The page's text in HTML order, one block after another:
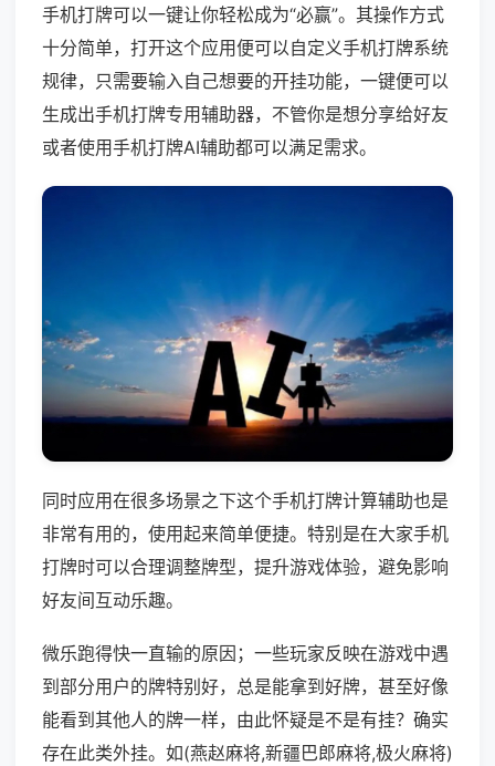
手机打牌可以一键让你轻松成为“必赢”。其操作方式
十分简单，打开这个应用便可以自定义手机打牌系统
规律，只需要输入自己想要的开挂功能，一键便可以
生成出手机打牌专用辅助器，不管你是想分享给好友
或者使用手机打牌AI辅助都可以满足需求。
同时应用在很多场景之下这个手机打牌计算辅助也是
非常有用的，使用起来简单便捷。特别是在大家手机
打牌时可以合理调整牌型，提升游戏体验，避免影响
好友间互动乐趣。
微乐跑得快一直输的原因；一些玩家反映在游戏中遇
到部分用户的牌特别好，总是能拿到好牌，甚至好像
能看到其他人的牌一样，由此怀疑是不是有挂？确实
存在此类外挂。如(燕赵麻将,新疆巴郎麻将,极火麻将)